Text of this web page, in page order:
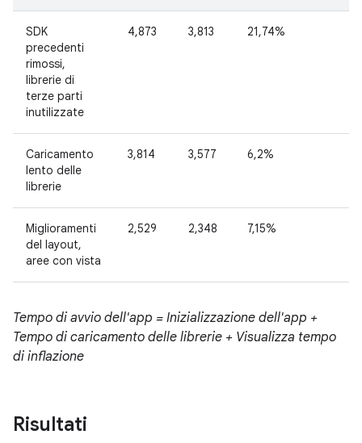
SDK
precedenti
rimossi,
librerie di
terze parti
inutilizzate
4,873 3,813 21,74%
Caricamento
lento delle
librerie
3,814 3,577 6,2%
Miglioramenti
del layout,
aree con vista
2,529 2,348 7,15%
Tempo di avvio dell'app = Inizializzazione dell'app +
Tempo di caricamento delle librerie + Visualizza tempo
di inflazione
Risultati